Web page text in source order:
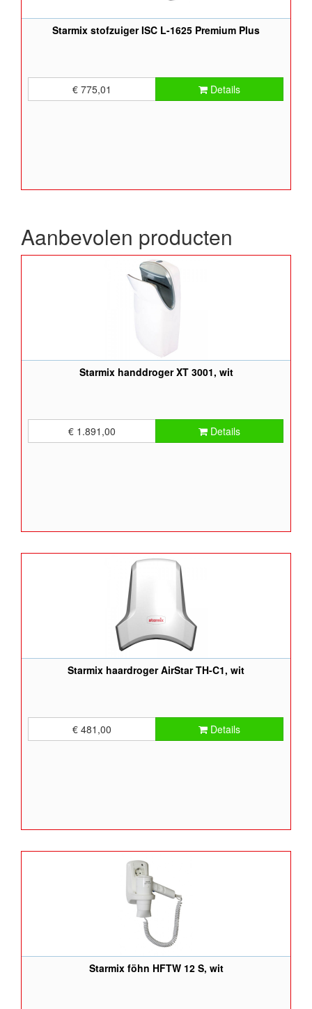
Starmix stofzuiger ISC L-1625 Premium Plus
€ 775,01 Details
Aanbevolen producten
Starmix handdroger XT 3001, wit
€ 1.891,00 Details
Starmix haardroger AirStar TH-C1, wit
€ 481,00 Details
Starmix föhn HFTW 12 S, wit